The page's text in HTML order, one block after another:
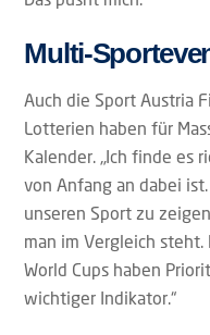
Multi-
Auch die Sport Austria
Lotterien haben für
Kalender. „Ich finde es
von Anfang an dabei
unseren Sport zu
man im Vergleich
World Cups haben
wichtiger Indikator.“